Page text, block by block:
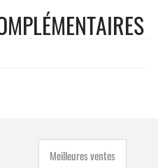
Meilleures ventes